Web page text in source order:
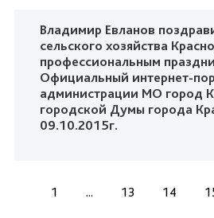
Владимир Евланов
сельского хозяйства
профессиональным
Официальный интернет-
администрации МО город
городской Думы города
09.10.2015г.
1 ... 13 14